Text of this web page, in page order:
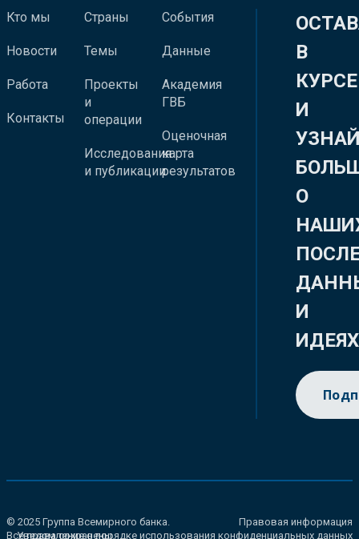
Кто мы
Новости
Работа
Контакты
Страны
Темы
Проекты
и
операции
Исследования
и публикации
События
Данные
Академия
ГВБ
Оценочная
карта
результатов
В
КУРСЕ
И
О
И
ИДЕЯХ
© 2025 Группа Всемирного банка.
Все права сохранены.
Правовая информация
Уведомление о порядке использования конфиденциальных данных